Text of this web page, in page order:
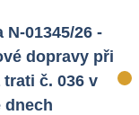
01345/26 -
dopravy při
č. 036 v
dnech